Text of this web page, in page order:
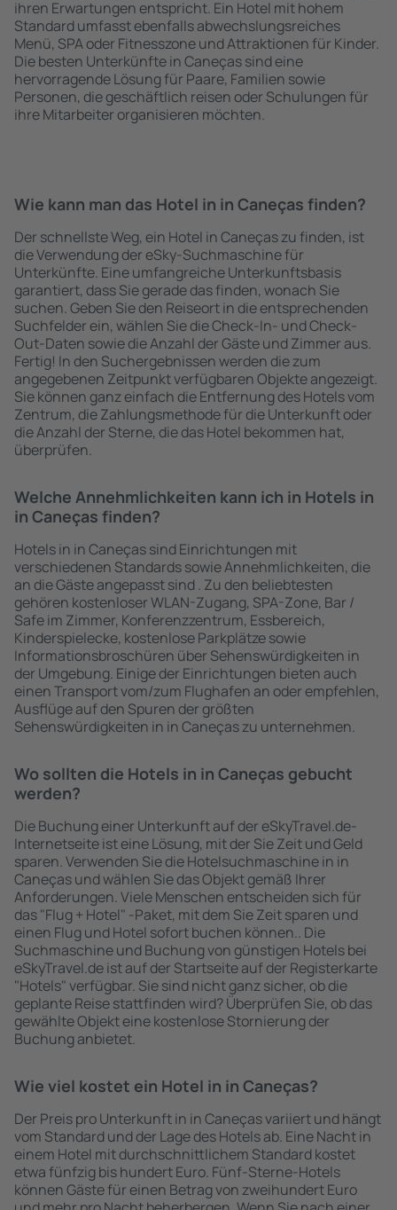
ihren Erwartungen entspricht. Ein Hotel mit hohem
Standard umfasst ebenfalls abwechslungsreiches
Menü, SPA oder Fitnesszone und Attraktionen für Kinder.
Die besten Unterkünfte in Caneças sind eine
hervorragende Lösung für Paare, Familien sowie
Personen, die geschäftlich reisen oder Schulungen für
ihre Mitarbeiter organisieren möchten.
Wie kann man das Hotel in in Caneças finden?
Der schnellste Weg, ein Hotel in Caneças zu finden, ist
die Verwendung der eSky-Suchmaschine für
Unterkünfte. Eine umfangreiche Unterkunftsbasis
garantiert, dass Sie gerade das finden, wonach Sie
suchen. Geben Sie den Reiseort in die entsprechenden
Suchfelder ein, wählen Sie die Check-In- und Check-
Out-Daten sowie die Anzahl der Gäste und Zimmer aus.
Fertig! In den Suchergebnissen werden die zum
angegebenen Zeitpunkt verfügbaren Objekte angezeigt.
Sie können ganz einfach die Entfernung des Hotels vom
Zentrum, die Zahlungsmethode für die Unterkunft oder
die Anzahl der Sterne, die das Hotel bekommen hat,
überprüfen.
Welche Annehmlichkeiten kann ich in Hotels in
in Caneças finden?
Hotels in in Caneças sind Einrichtungen mit
verschiedenen Standards sowie Annehmlichkeiten, die
an die Gäste angepasst sind . Zu den beliebtesten
gehören kostenloser WLAN-Zugang, SPA-Zone, Bar /
Safe im Zimmer, Konferenzzentrum, Essbereich,
Kinderspielecke, kostenlose Parkplätze sowie
Informationsbroschüren über Sehenswürdigkeiten in
der Umgebung. Einige der Einrichtungen bieten auch
einen Transport vom/zum Flughafen an oder empfehlen,
Ausflüge auf den Spuren der größten
Sehenswürdigkeiten in in Caneças zu unternehmen.
Wo sollten die Hotels in in Caneças gebucht
werden?
Die Buchung einer Unterkunft auf der eSkyTravel.de-
Internetseite ist eine Lösung, mit der Sie Zeit und Geld
sparen. Verwenden Sie die Hotelsuchmaschine in in
Caneças und wählen Sie das Objekt gemäß Ihrer
Anforderungen. Viele Menschen entscheiden sich für
das "Flug + Hotel" -Paket, mit dem Sie Zeit sparen und
einen Flug und Hotel sofort buchen können.. Die
Suchmaschine und Buchung von günstigen Hotels bei
eSkyTravel.de ist auf der Startseite auf der Registerkarte
"Hotels" verfügbar. Sie sind nicht ganz sicher, ob die
geplante Reise stattfinden wird? Überprüfen Sie, ob das
gewählte Objekt eine kostenlose Stornierung der
Buchung anbietet.
Wie viel kostet ein Hotel in in Caneças?
Der Preis pro Unterkunft in in Caneças variiert und hängt
vom Standard und der Lage des Hotels ab. Eine Nacht in
einem Hotel mit durchschnittlichem Standard kostet
etwa fünfzig bis hundert Euro. Fünf-Sterne-Hotels
können Gäste für einen Betrag von zweihundert Euro